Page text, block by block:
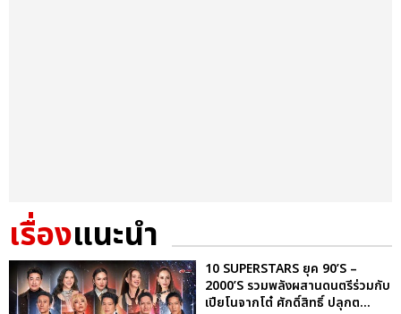
เรื่องแนะนำ
10 SUPERSTARS ยุค 90’S –
2000’S รวมพลังผสานดนตรีร่วมกับ
เปียโนจากโต๋ ศักดิ์สิทธิ์ ปลุกต...